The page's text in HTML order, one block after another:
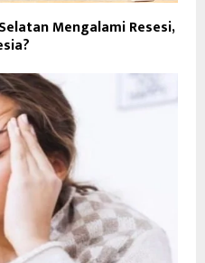
Mengalami Resesi,